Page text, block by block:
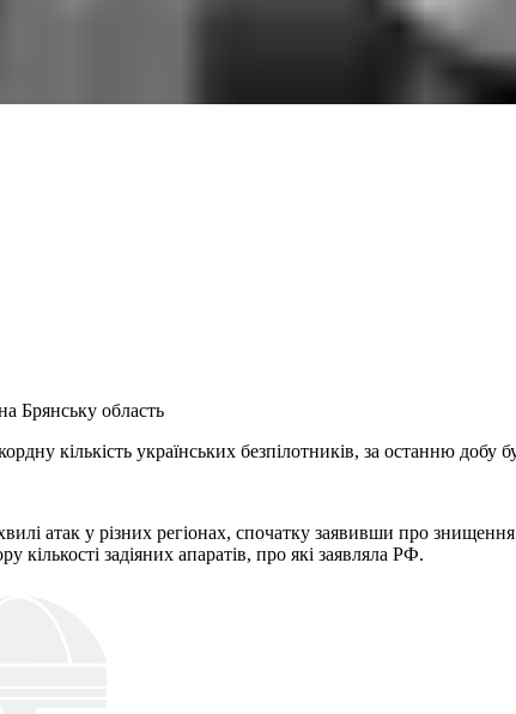
Брянську область
кількість українських безпілотників, за останню добу
атак у різних регіонах, спочатку заявивши про
задіяних апаратів, про які заявляла РФ.